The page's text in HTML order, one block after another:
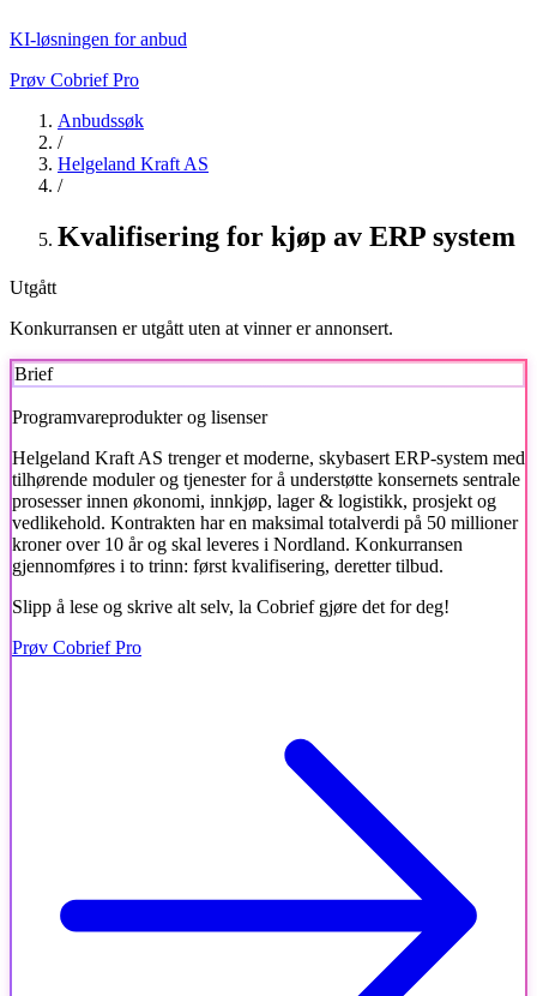
KI-løsningen for anbud
Prøv Cobrief Pro
Anbudssøk
/
Helgeland Kraft AS
/
Kvalifisering for kjøp av ERP system
Utgått
Konkurransen er utgått uten at vinner er annonsert.
Brief
Programvareprodukter og lisenser
Helgeland Kraft AS trenger et moderne, skybasert ERP-system med
tilhørende moduler og tjenester for å understøtte konsernets sentrale
prosesser innen økonomi, innkjøp, lager & logistikk, prosjekt og
vedlikehold. Kontrakten har en maksimal totalverdi på 50 millioner
kroner over 10 år og skal leveres i Nordland. Konkurransen
gjennomføres i to trinn: først kvalifisering, deretter tilbud.
Slipp å lese og skrive alt selv, la Cobrief gjøre det for deg!
Prøv Cobrief Pro